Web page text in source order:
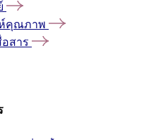
ห์คุณภาพ
สาร